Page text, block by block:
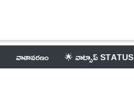
వాతావరణం 🌟 వాట్సాప్ STATUS